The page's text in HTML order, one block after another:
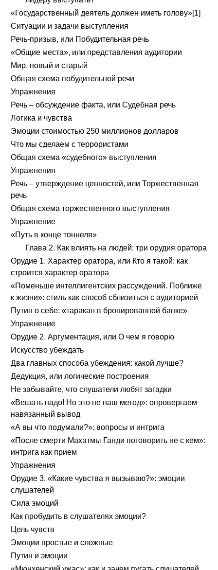
«Государственный деятель должен иметь голову»[1]
Ситуации и задачи выступления
Речь-призыв, или Побудительная речь
«Общие места», или представления аудитории
Мир, новый и старый
Общая схема побудительной речи
Упражнения
Речь – обсуждение факта, или Судебная речь
Логика и чувства
Эмоции стоимостью 250 миллионов долларов
Что мы сделаем с террористами
Общая схема «судебного» выступления
Упражнения
Речь – утверждение ценностей, или Торжественная
речь
Общая схема торжественного выступления
Упражнение
«Путь в конце тоннеля»
Глава 2. Как влиять на людей: три орудия оратора
Орудие 1. Характер оратора, или Кто я такой: как
строится характер оратора
«Поменьше интеллигентских рассуждений. Поближе
к жизни»: стиль как способ сблизиться с аудиторией
Путин о себе: «таракан в бронированной банке»
Упражнение
Орудие 2. Аргументация, или О чем я говорю
Искусство убеждать
Два главных способа убеждения: какой лучше?
Дедукция, или логические построения
Не забывайте, что слушатели любят загадки
«Вешать надо! Но это не наш метод»: опровергаем
навязанный вывод
«А вы что подумали?»: вопросы и интрига
«После смерти Махатмы Ганди поговорить не с кем»:
интрига как прием
Упражнения
Орудие 3. «Какие чувства я вызываю?»: эмоции
слушателей
Сила эмоций
Как пробудить в слушателях эмоции?
Цель чувств
Эмоции простые и сложные
Путин и эмоции